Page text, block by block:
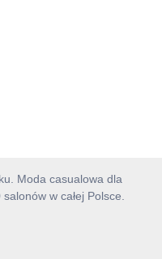
Moda casualowa dla
w całej Polsce.